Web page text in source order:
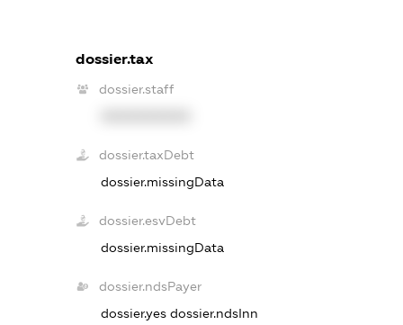
dossier.tax
dossier.staff
dossier.taxDebt
dossier.missingData
dossier.esvDebt
dossier.missingData
dossier.ndsPayer
dossier.yes dossier.ndsInn